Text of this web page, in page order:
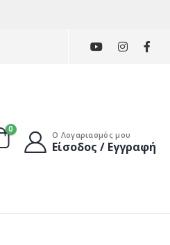
0
Ο Λογαριασμός μου
Είσοδος / Εγγραφή